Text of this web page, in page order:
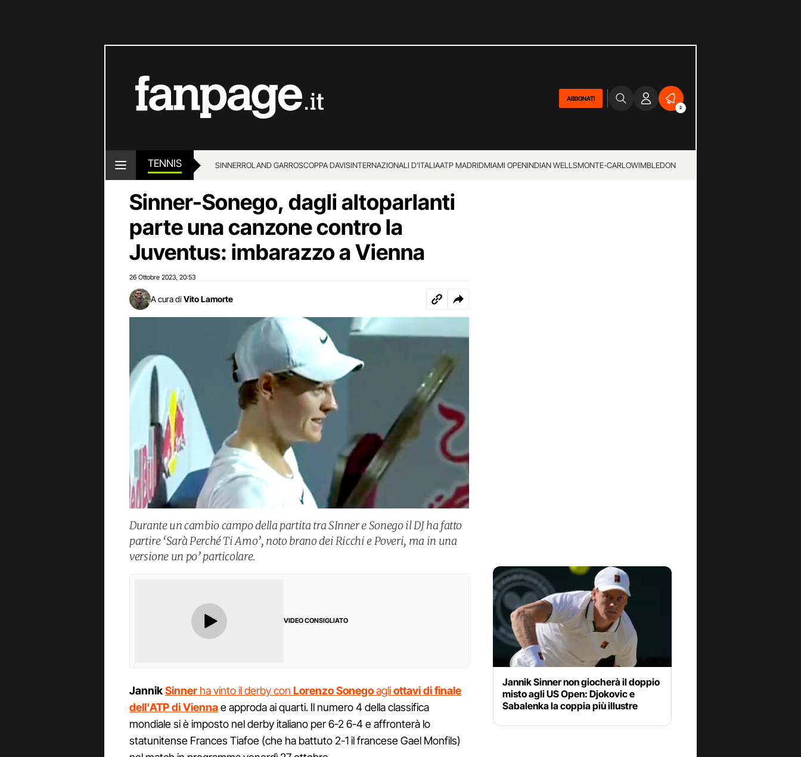
ABBONATI
2
TENNIS SINNERROLAND GARROSCOPPA DAVISINTERNAZIONALI D’ITALIAATP MADRIDMIAMI OPENINDIAN WELLSMONTE-CARLOWIMBLEDON
Sinner-Sonego, dagli altoparlanti
parte una canzone contro la
Juventus: imbarazzo a Vienna
26 Ottobre 2023 20:53
A cura di Vito Lamorte
Durante un cambio campo della partita tra SInner e Sonego il DJ ha fatto
partire ‘Sarà Perché Ti Amo’, noto brano dei Ricchi e Poveri, ma in una
versione un po’ particolare.
VIDEO CONSIGLIATO
JannikSinner ha vinto il derby con Lorenzo Sonegoagliottavi di finale
dell'ATP di Viennae approda ai quarti. Il numero 4 della classifica
mondiale si è imposto nel derby italiano per 6-2 6-4 e affronterà lo
statunitense Frances Tiafoe (che ha battuto 2-1 il francese Gael Monfils)
Jannik Sinner non giocherà il doppio
misto agli US Open: Djokovic e
Sabalenka la coppia più illustre